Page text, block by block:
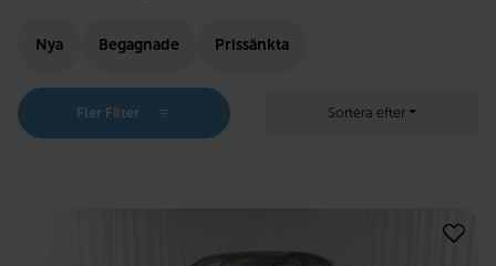
Nya Begagnade Prissänkta
Fler Filter Sortera efter